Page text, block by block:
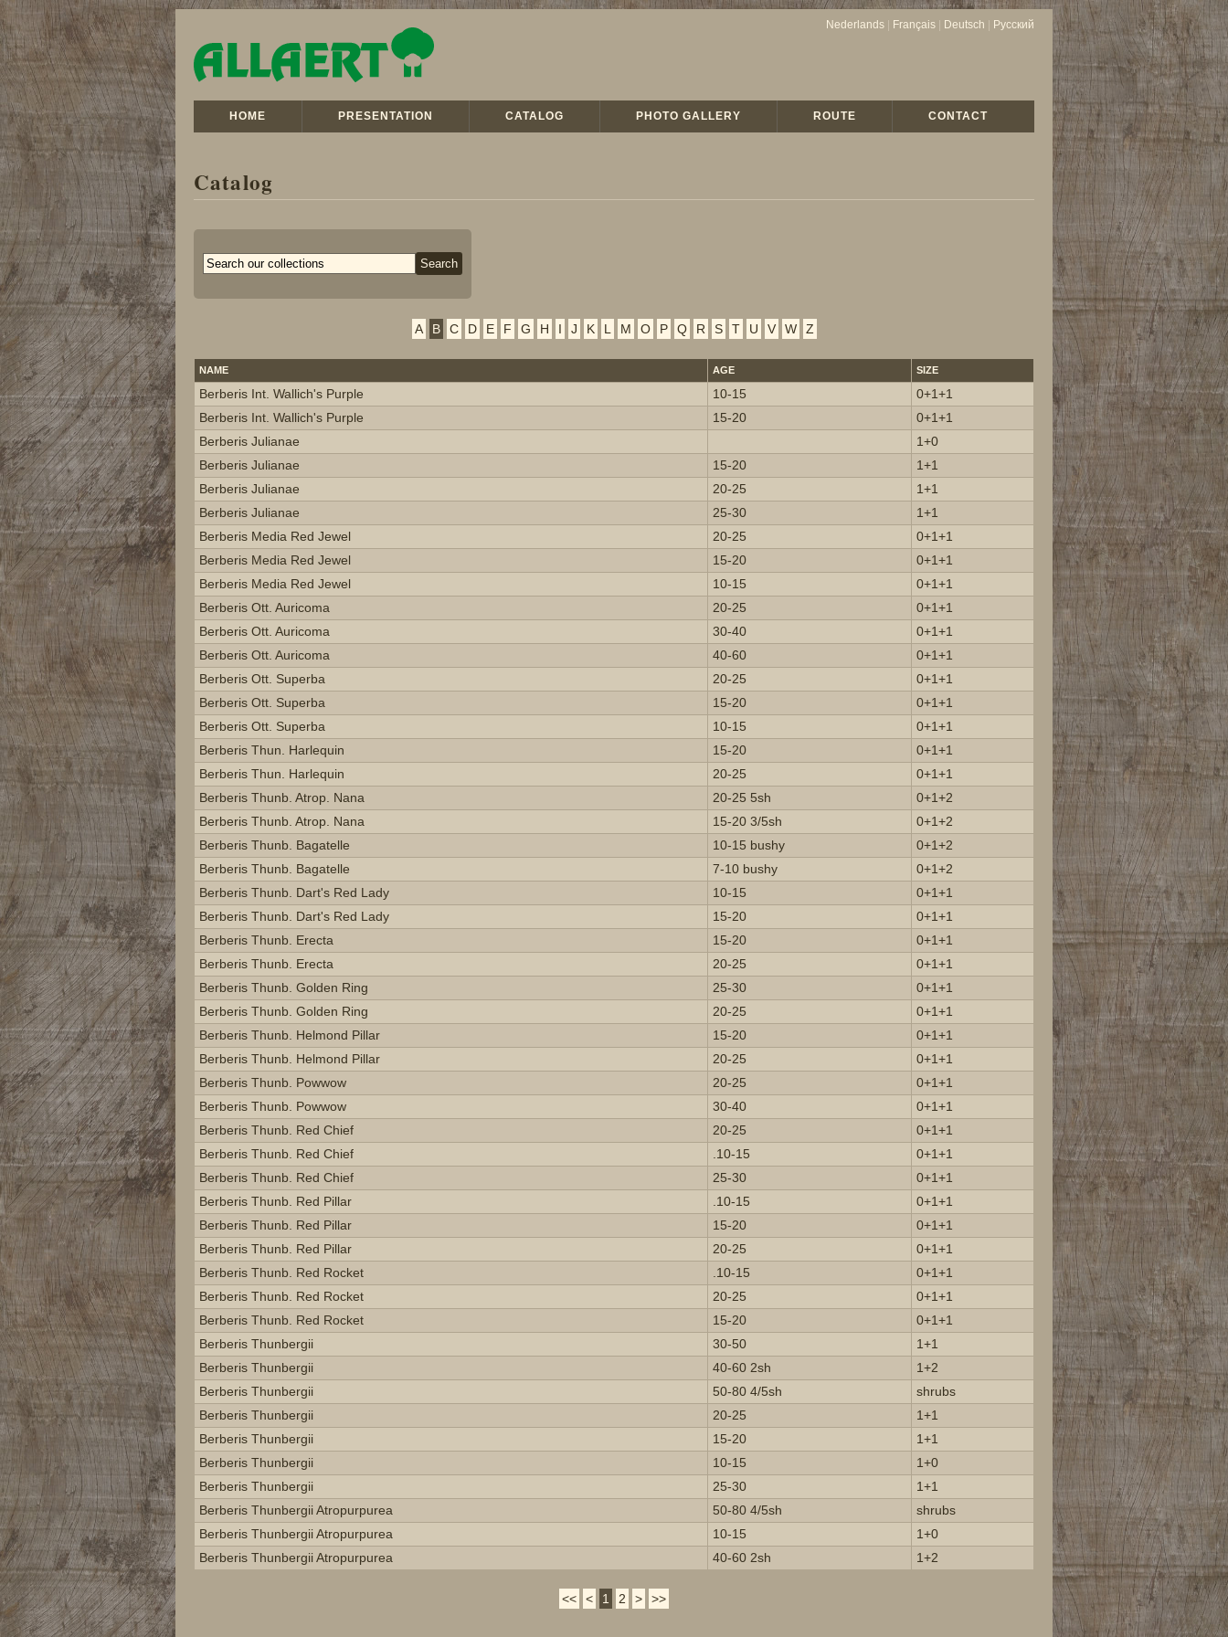
Nederlands Français Deutsch Русский
HOME PRESENTATION CATALOG PHOTO GALLERY ROUTE CONTACT
Catalog
A B C D E F G H I J K L M O P Q R S T U V W Z
NAME AGE SIZE
Berberis Int. Wallich's Purple 10-15
0+1+1
Berberis Int. Wallich's Purple
15-20
0+1+1
Berberis Julianae
1+0
Berberis Julianae
15-20
1+1
Berberis Julianae
20-25
1+1
Berberis Julianae
25-30
1+1
Berberis Media Red Jewel
20-25
0+1+1
Berberis Media Red Jewel
15-20
0+1+1
Berberis Media Red Jewel
10-15
0+1+1
Berberis Ott. Auricoma
20-25
0+1+1
Berberis Ott. Auricoma
30-40
0+1+1
Berberis Ott. Auricoma
40-60
0+1+1
Berberis Ott. Superba
20-25
0+1+1
Berberis Ott. Superba
15-20
0+1+1
Berberis Ott. Superba
10-15
0+1+1
Berberis Thun. Harlequin
15-20
0+1+1
Berberis Thun. Harlequin
20-25
0+1+1
Berberis Thunb. Atrop. Nana
20-25 5sh
0+1+2
Berberis Thunb. Atrop. Nana
15-20 3/5sh
0+1+2
Berberis Thunb. Bagatelle
10-15 bushy
0+1+2
Berberis Thunb. Bagatelle
7-10 bushy
0+1+2
Berberis Thunb. Dart's Red Lady
10-15
0+1+1
Berberis Thunb. Dart's Red Lady
15-20
0+1+1
Berberis Thunb. Erecta
15-20
0+1+1
Berberis Thunb. Erecta
20-25
0+1+1
Berberis Thunb. Golden Ring
25-30
0+1+1
Berberis Thunb. Golden Ring
20-25
0+1+1
Berberis Thunb. Helmond Pillar
15-20
0+1+1
Berberis Thunb. Helmond Pillar
20-25
0+1+1
Berberis Thunb. Powwow
20-25
0+1+1
Berberis Thunb. Powwow
30-40
0+1+1
Berberis Thunb. Red Chief
20-25
0+1+1
Berberis Thunb. Red Chief
.10-15
0+1+1
Berberis Thunb. Red Chief
25-30
0+1+1
Berberis Thunb. Red Pillar
.10-15
0+1+1
Berberis Thunb. Red Pillar
15-20
0+1+1
Berberis Thunb. Red Pillar
20-25
0+1+1
Berberis Thunb. Red Rocket
.10-15
0+1+1
Berberis Thunb. Red Rocket
20-25
0+1+1
Berberis Thunb. Red Rocket
15-20
0+1+1
Berberis Thunbergii
30-50
1+1
Berberis Thunbergii
40-60 2sh
1+2
Berberis Thunbergii
50-80 4/5sh
shrubs
Berberis Thunbergii
20-25
1+1
Berberis Thunbergii
15-20
1+1
Berberis Thunbergii
10-15
1+0
Berberis Thunbergii
25-30
1+1
Berberis Thunbergii Atropurpurea
50-80 4/5sh
shrubs
Berberis Thunbergii Atropurpurea
10-15
1+0
Berberis Thunbergii Atropurpurea
40-60 2sh 1+2
<< < 1 2 > >>